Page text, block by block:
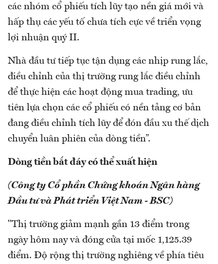
các nhóm cổ phiếu tích lũy tạo nền giá mới và
hấp thụ các yếu tố chưa tích cực về triển vọng
lợi nhuận quý II.
Nhà đầu tư tiếp tục tận dụng các nhịp rung lắc,
điều chỉnh của thị trường rung lắc điều chỉnh
để thực hiện các hoạt động mua trading, ưu
tiên lựa chọn các cổ phiếu có nền tảng cơ bản
đang điều chỉnh tích lũy để đón đầu xu thế dịch
chuyển luân phiên của dòng tiền”.
Dòng tiền bắt đáy có thể xuất hiện
(Công ty Cổ phần Chứng khoán Ngân hàng
Đầu tư và Phát triển Việt Nam - BSC)
"Thị trường giảm mạnh gần 13 điểm trong
ngày hôm nay và đóng cửa tại mốc 1,125.39
điểm. Độ rộng thị trường nghiêng về phía tiêu